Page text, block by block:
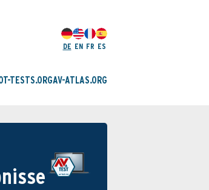
DE EN FR ES
TESTS.ORGAV-ATLAS.ORG